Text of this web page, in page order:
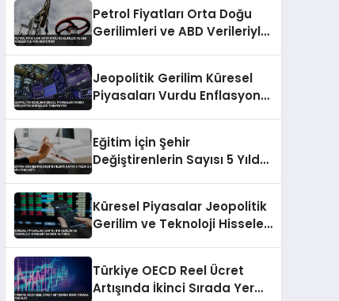
Petrol Fiyatları Orta Doğu
Gerilimleri ve ABD Verileriyle
Jeopolitik Gerilim Küresel
Piyasaları Vurdu Enflasyon
Eğitim İçin Şehir
Değiştirenlerin Sayısı 5 Yılda
Küresel Piyasalar Jeopolitik
Gerilim ve Teknoloji Hisseleri
Türkiye OECD Reel Ücret
Artışında İkinci Sırada Yer